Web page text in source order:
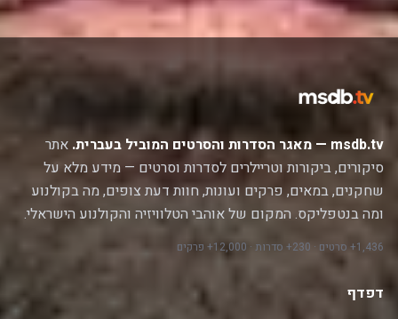
msdb.tv — מאגר הסדרות והסרטים המוביל בעברית.
אתר
סיקורים, ביקורות וטריילרים לסדרות וסרטים — מידע מלא על
שחקנים, במאים, פרקים ועונות, חוות דעת צופים, מה בקולנוע
ומה בנטפליקס. המקום של אוהבי הטלוויזיה והקולנוע הישראלי.
1,436+ סרטים · 230+ סדרות · 12,000+ פרקים
דפדף